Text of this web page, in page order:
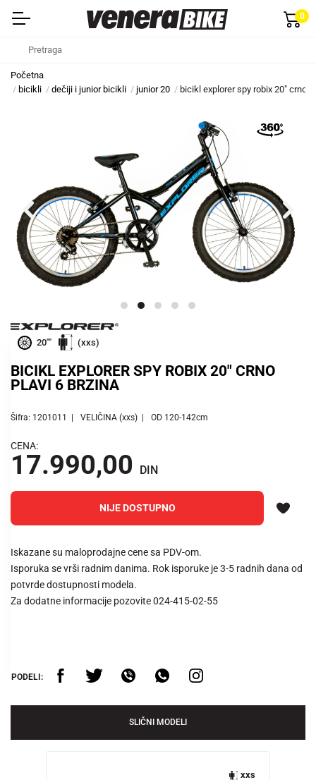
0
Početna
bicikli
dečiji i junior bicikli junior 20 bicikl explorer spy robix 20" crno
20"" (xxs)
BICIKL EXPLORER SPY ROBIX 20" CRNO
PLAVI 6 BRZINA
Šifra: 1201011 VELIČINA (xxs) OD 120-142cm
CENA:
17.990,00 DIN
NIJE DOSTUPNO
Iskazane su maloprodajne cene sa PDV-om.
Isporuka se vrši radnim danima. Rok isporuke je 3-5 radnih dana od
potvrde dostupnosti modela.
Za dodatne informacije pozovite 024-415-02-55
PODELI:
SLIČNI MODELI
xxs